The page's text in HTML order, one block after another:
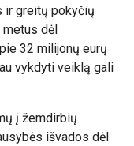
ir greitų pokyčių
metus dėl
32 milijonų eurų
vykdyti veiklą gali
į žemdirbių
išvados dėl